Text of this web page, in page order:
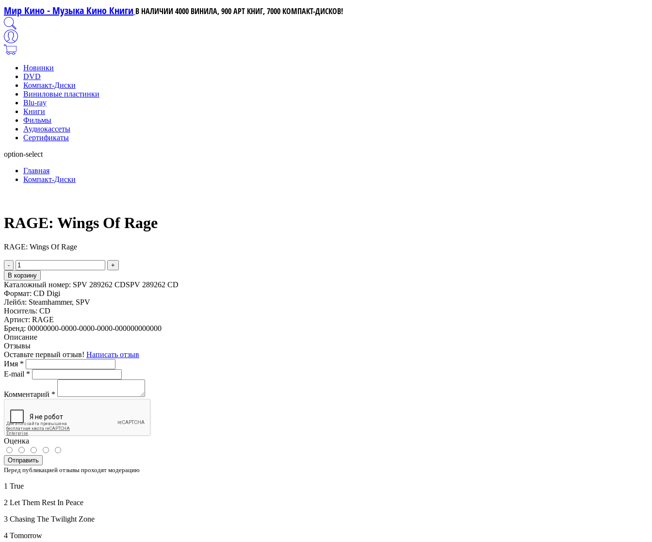
Мир Кино - Музыка Кино Книги В НАЛИЧИИ 4000 ВИНИЛА, 900 АРТ КНИГ, 7000 КОМПАКТ-ДИСКОВ!
Новинки
DVD
Компакт-Диски
Виниловые пластинки
Blu-ray
Книги
Фильмы
Аудиокассеты
Сертификаты
option-select
Главная
Компакт-Диски
RAGE: Wings Of Rage
RAGE: Wings Of Rage
-
+
В корзину
Каталожный номер: SPV 289262 CDSPV 289262 CD
Формат: CD Digi
Лейбл: Steamhammer, SPV
Носитель: CD
Артист: RAGE
Бренд: 00000000-0000-0000-0000-000000000000
Описание
Отзывы
Оставьте первый отзыв! Написать отзыв
Имя *
E-mail *
Комментарий *
Оценка
Отправить
Перед публикацией отзывы проходят модерацию
1 True
2 Let Them Rest In Peace
3 Chasing The Twilight Zone
4 Tomorrow